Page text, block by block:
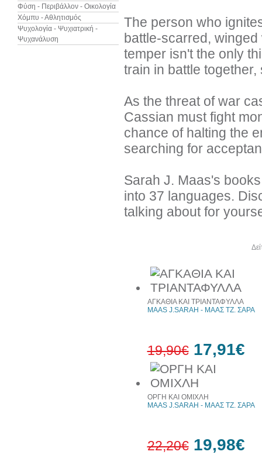
Φύση - Περιβάλλον - Οικολογία
Χόμπυ - Αθλητισμός
Ψυχολογία - Ψυχιατρική -
Ψυχανάλυση
The person who
battle-scarred,
temper isn't the only
train in battle
As the threat of war
Cassian must fight
chance of halting the
searching for
Sarah J. Maas's
into 37 languages.
talking about for
ΑΓΚΑΘΙΑ ΚΑΙ ΤΡΙΑΝΤΑΦΥΛΛΑ
MAAS J.SARAH - ΜΑΑΣ ΤΖ. ΣΑΡΑ
19,90€ 17,91€
ΟΡΓΗ ΚΑΙ ΟΜΙΧΛΗ
MAAS J.SARAH - ΜΑΑΣ ΤΖ. ΣΑΡΑ
22,20€ 19,98€